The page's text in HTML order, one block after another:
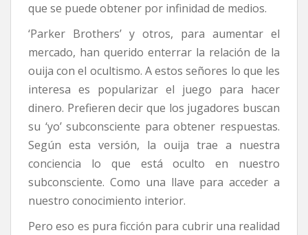
que se puede obtener por infinidad de medios.
‘Parker Brothers’ y otros, para aumentar el
mercado, han querido enterrar la relación de la
ouija con el ocultismo. A estos señores lo que les
interesa es popularizar el juego para hacer
dinero. Prefieren decir que los jugadores buscan
su ‘yo’ subconsciente para obtener respuestas.
Según esta versión, la ouija trae a nuestra
conciencia lo que está oculto en nuestro
subconsciente. Como una llave para acceder a
nuestro conocimiento interior.
Pero eso es pura ficción para cubrir una realidad